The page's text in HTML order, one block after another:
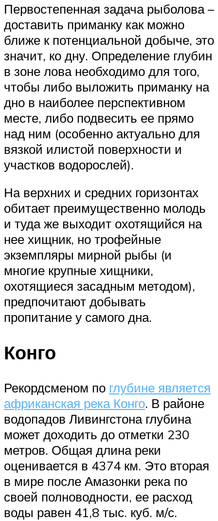
Первостепенная задача рыболова –
доставить приманку как можно
ближе к потенциальной добыче, это
значит, ко дну. Определение глубин
в зоне лова необходимо для того,
чтобы либо выложить приманку на
дно в наиболее перспективном
месте, либо подвесить ее прямо
над ним (особенно актуально для
вязкой илистой поверхности и
участков водорослей).
На верхних и средних горизонтах
обитает преимущественно молодь
и туда же выходит охотящийся на
нее хищник, но трофейные
экземпляры мирной рыбы (и
многие крупные хищники,
охотящиеся засадным методом),
предпочитают добывать
пропитание у самого дна.
Конго
Рекордсменом по глубине является
африканская река Конго. В районе
водопадов Ливингстона глубина
может доходить до отметки 230
метров. Общая длина реки
оценивается в 4374 км. Это вторая
в мире после Амазонки река по
своей полноводности, ее расход
воды равен 41,8 тыс. куб. м/с.